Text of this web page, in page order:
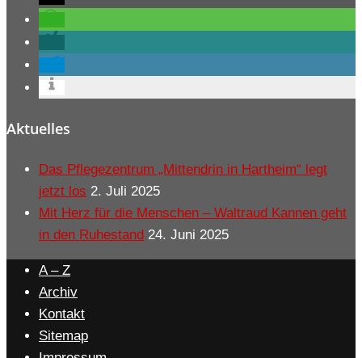
Aktuelles
Das Pflegezentrum „Mittendrin in Hartheim“ legt
jetzt los 2. Juli 2025
Mit Herz für die Menschen – Waltraud Kannen geht
in den Ruhestand 24. Juni 2025
A – Z
Archiv
Kontakt
Sitemap